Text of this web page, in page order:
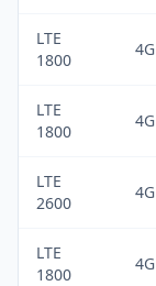
LTE
1800
4G
LTE
1800
4G
LTE
2600
4G
LTE
1800
4G